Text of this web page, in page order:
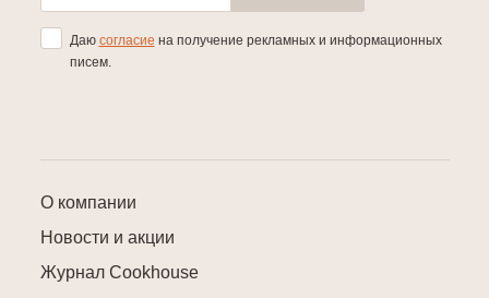
О компании
Новости и акции
Журнал Cookhouse
Даю согласие на получение рекламных и информационных
писем.